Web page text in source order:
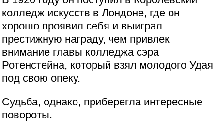
колледж искусств в Лондоне, где он
хорошо проявил себя и выиграл
престижную награду, чем привлек
внимание главы колледжа сэра
Ротенстейна, который взял молодого Удая
под свою опеку.
Судьба, однако, приберегла интересные
повороты.